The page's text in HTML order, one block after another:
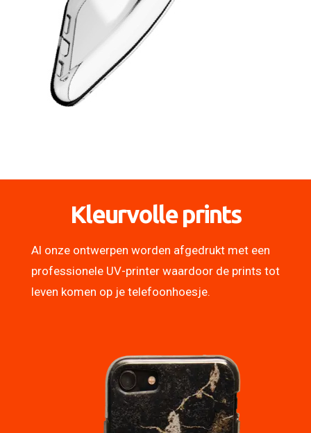
Kleurvolle prints
Al onze ontwerpen worden afgedrukt met een
professionele UV-printer waardoor de prints tot
leven komen op je telefoonhoesje.